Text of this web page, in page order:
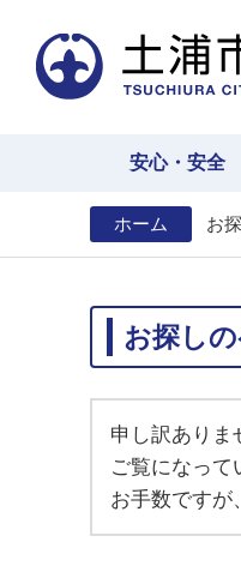
安心・安全
ホーム お
お探し
申し訳ありま
ご覧になっ
お手数ですが、